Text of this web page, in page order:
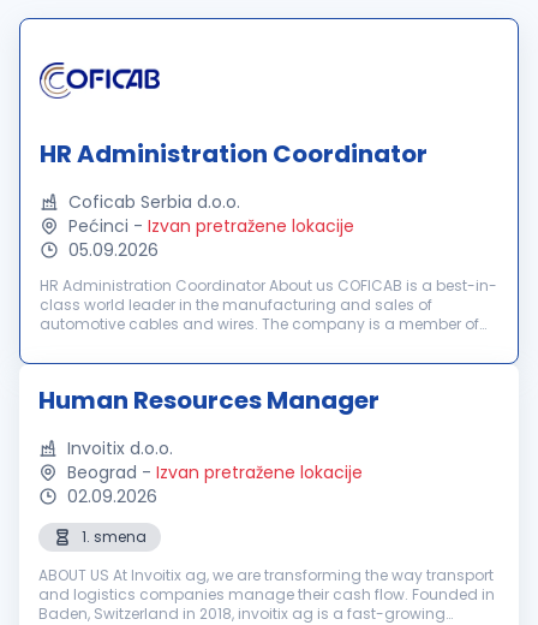
HR Administration Coordinator
Coficab Serbia d.o.o.
Pećinci - Izvan pretražene lokacije
05.09.2026
HR Administration Coordinator About us COFICAB is a best-in-
class world leader in the manufacturing and sales of
automotive cables and wires. The company is a member of
founded in 1946. COF...
Human Resources Manager
Invoitix d.o.o.
Beograd - Izvan pretražene lokacije
02.09.2026
1. smena
ABOUT US At Invoitix ag, we are transforming the way transport
and logistics companies manage their cash flow. Founded in
Baden, Switzerland in 2018, invoitix ag is a fast-growing